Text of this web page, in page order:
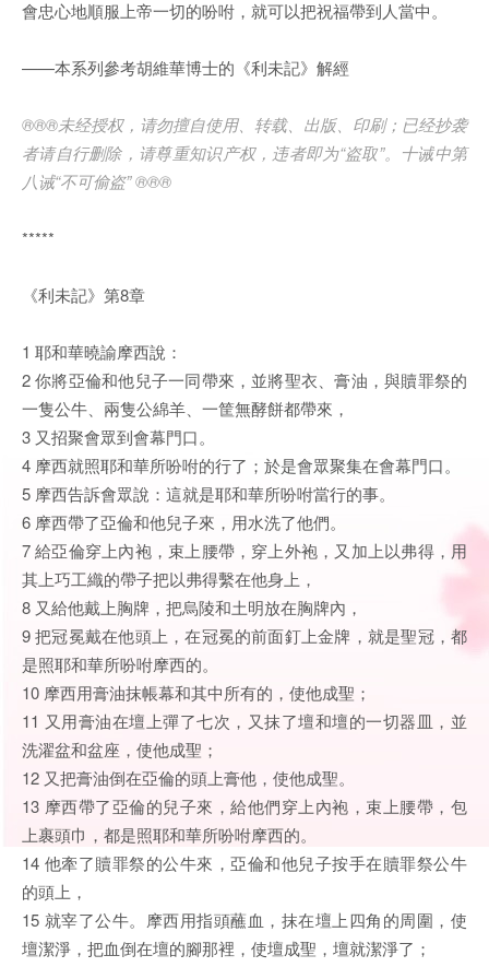
會忠心地順服上帝一切的吩咐，就可以把祝福帶到人當中。
——本系列參考胡維華博士的《利未記》解經
®®®未经授权，请勿擅自使用、转载、出版、印刷；已经抄袭
者请自行删除，请尊重知识产权，违者即为“盗取”。十诫中第
八诫“不可偷盗” ®®®
*****
《利未記》第8章
1 耶和華曉諭摩西說：
2 你將亞倫和他兒子一同帶來，並將聖衣、膏油，與贖罪祭的
一隻公牛、兩隻公綿羊、一筐無酵餅都帶來，
3 又招聚會眾到會幕門口。
4 摩西就照耶和華所吩咐的行了；於是會眾聚集在會幕門口。
5 摩西告訴會眾說：這就是耶和華所吩咐當行的事。
6 摩西帶了亞倫和他兒子來，用水洗了他們。
7 給亞倫穿上內袍，束上腰帶，穿上外袍，又加上以弗得，用
其上巧工織的帶子把以弗得繫在他身上，
8 又給他戴上胸牌，把烏陵和土明放在胸牌內，
9 把冠冕戴在他頭上，在冠冕的前面釘上金牌，就是聖冠，都
是照耶和華所吩咐摩西的。
10 摩西用膏油抹帳幕和其中所有的，使他成聖；
11 又用膏油在壇上彈了七次，又抹了壇和壇的一切器皿，並
洗濯盆和盆座，使他成聖；
12 又把膏油倒在亞倫的頭上膏他，使他成聖。
13 摩西帶了亞倫的兒子來，給他們穿上內袍，束上腰帶，包
上裹頭巾，都是照耶和華所吩咐摩西的。
14 他牽了贖罪祭的公牛來，亞倫和他兒子按手在贖罪祭公牛
的頭上，
15 就宰了公牛。摩西用指頭蘸血，抹在壇上四角的周圍，使
壇潔淨，把血倒在壇的腳那裡，使壇成聖，壇就潔淨了；